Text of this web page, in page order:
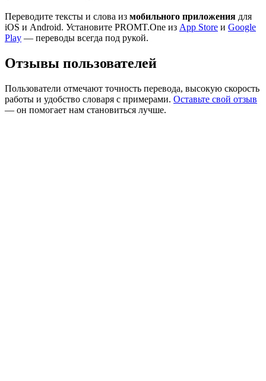
Переводите тексты и слова из мобильного приложения для
iOS и Android. Установите PROMT.One из App Store и Google
Play — переводы всегда под рукой.
Отзывы пользователей
Пользователи отмечают точность перевода, высокую скорость
работы и удобство словаря с примерами. Оставьте свой отзыв
— он помогает нам становиться лучше.